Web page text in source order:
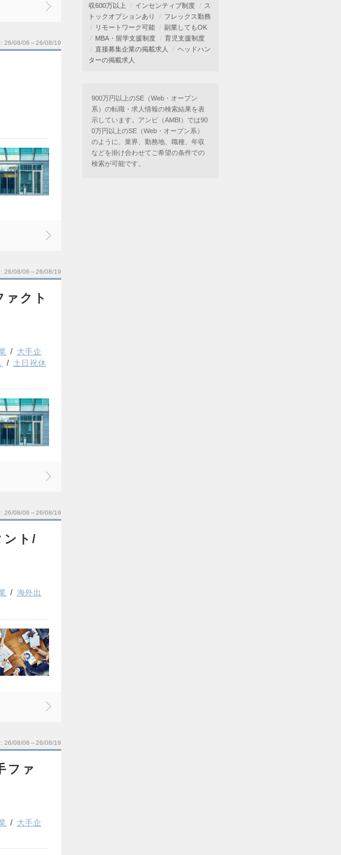
26/08/06～26/08/19
26/08/06～26/08/19
クト
大手企
土日祝休
26/08/06～26/08/19
ト/
海外出
26/08/06～26/08/19
ファ
大手企
収600万以上
インセンティブ制度
ス
トックオプションあり
フレックス勤務
リモートワーク可能
副業してもOK
MBA・留学支援制度
育児支援制度
直接募集企業の掲載求人
ヘッドハン
ターの掲載求人
900万円以上のSE（Web・オープン
系）の転職・求人情報の検索結果を表
示しています。アンビ（AMBI）では90
0万円以上のSE（Web・オープン系）
のように、業界、勤務地、職種、年収
などを掛け合わせてご希望の条件での
検索が可能です。